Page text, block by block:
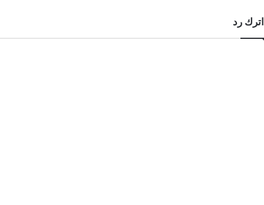
اترك رد